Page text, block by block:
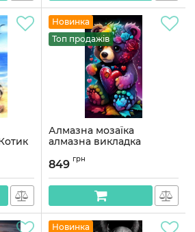
Новинка
Топ продажів
Алмазна мозаїка
алмазна викладка
медведик 70x40
Артикул:OG00766SB
849 грн
Новинка